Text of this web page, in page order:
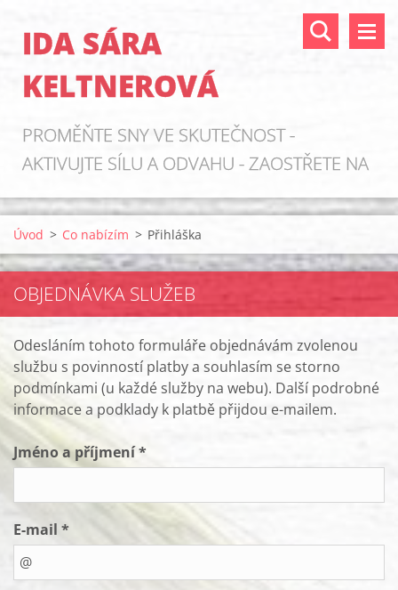
IDA SÁRA
KELTNEROVÁ
PROMĚŇTE SNY VE SKUTEČNOST -
AKTIVUJTE SÍLU A ODVAHU - ZAOSTŘETE NA
ZDROJE!
Úvod > Co nabízím > Přihláška
OBJEDNÁVKA SLUŽEB
Odesláním tohoto formuláře objednávám zvolenou
službu s povinností platby a souhlasím se storno
podmínkami (u každé služby na webu). Další podrobné
informace a podklady k platbě přijdou e-mailem.
Jméno a příjmení *
E-mail *